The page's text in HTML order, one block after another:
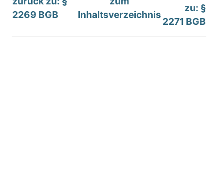
2269 BGB
Inhaltsverzeichnis
zu: §
2271 BGB